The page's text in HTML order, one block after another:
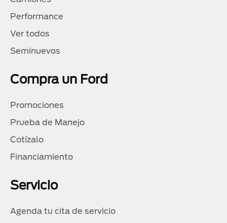
Performance
Ver todos
Seminuevos
Compra un Ford
Promociones
Prueba de Manejo
Cotízalo
Financiamiento
Servicio
Agenda tu cita de servicio